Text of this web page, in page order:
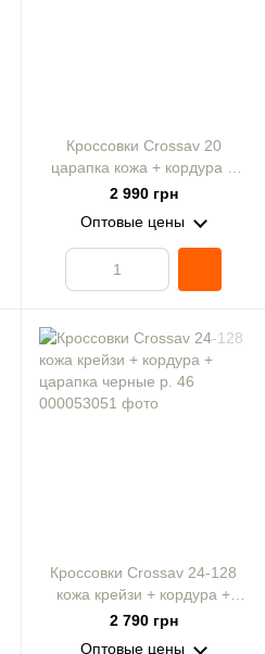
Кроссовки Crossav 20
царапка кожа + кордура +
крейзи хаки р. 46
2 990 грн
Оптовые цены
Кроссовки Crossav 24-128
кожа крейзи + кордура +
царапка черные р. 46
2 790 грн
Оптовые цены